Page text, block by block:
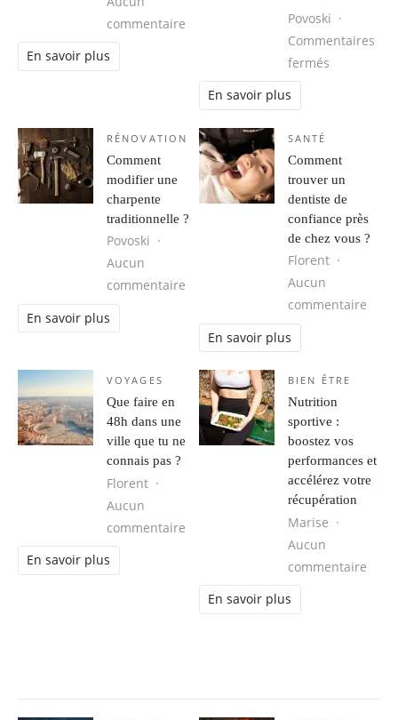
commentaire sur 3 solutions pour simplifier
En savoir plus
Povoski
Commentaires
fermés
En savoir plus
RÉNOVATION
Comment
modifier une
charpente
traditionnelle ?
Povoski
Aucun
commentaire sur Comment modifier une
En savoir plus
SANTÉ
Comment
trouver un
dentiste de
confiance près
de chez vous ?
Florent
Aucun
commentaire
En savoir plus
VOYAGES
Que faire en
48h dans une
ville que tu ne
connais pas ?
Florent
Aucun
commentaire sur Que faire en 48h dans une
En savoir plus
BIEN ÊTRE
Nutrition
sportive :
boostez vos
performances et
accélérez votre
récupération
Marise
Aucun
commentaire
En savoir plus